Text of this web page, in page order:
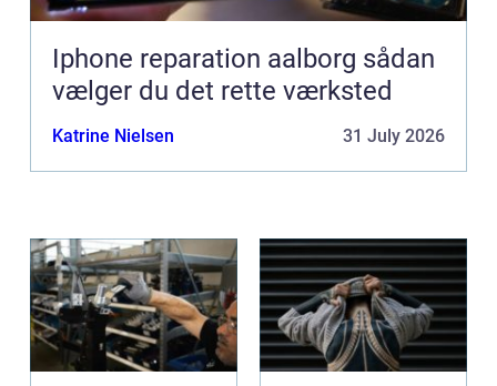
Iphone reparation aalborg sådan
vælger du det rette værksted
Katrine Nielsen 31 July 2026